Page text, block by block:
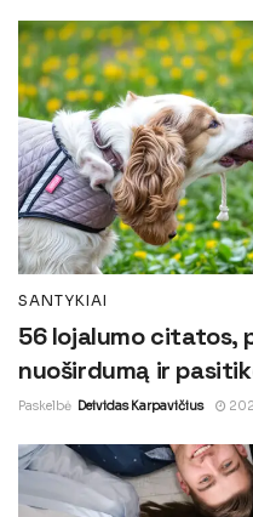
SANTYKIAI
56 lojalumo citatos,
nuoširdumą ir
Paskelbė Deividas Karpavičius